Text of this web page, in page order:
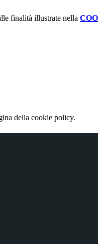
finalità illustrate nella
della cookie policy.